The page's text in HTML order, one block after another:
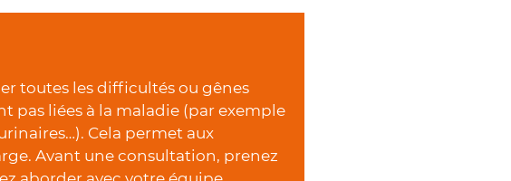
toutes les difficultés ou gênes
pas liées à la maladie (par exemple
Cela permet aux
Avant une consultation, prenez